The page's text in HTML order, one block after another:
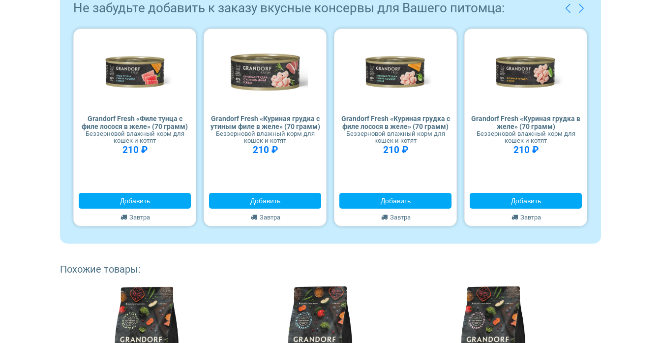
Не забудьте добавить к заказу вкусные консервы для Вашего питомца:
Grandorf Fresh «Филе тунца с
филе лосося в желе» (70 грамм)
Беззерновой влажный корм для
кошек и котят
210 ₽
Добавить
Завтра
Grandorf Fresh «Куриная грудка с
утиным филе в желе» (70 грамм)
Беззерновой влажный корм для
кошек и котят
210 ₽
Добавить
Завтра
Grandorf Fresh «Куриная грудка с
филе лосося в желе» (70 грамм)
Беззерновой влажный корм для
кошек и котят
210 ₽
Добавить
Завтра
Grandorf Fresh «Куриная грудка в
желе» (70 грамм)
Беззерновой влажный корм для
кошек и котят
210 ₽
Добавить
Завтра
Похожие товары: